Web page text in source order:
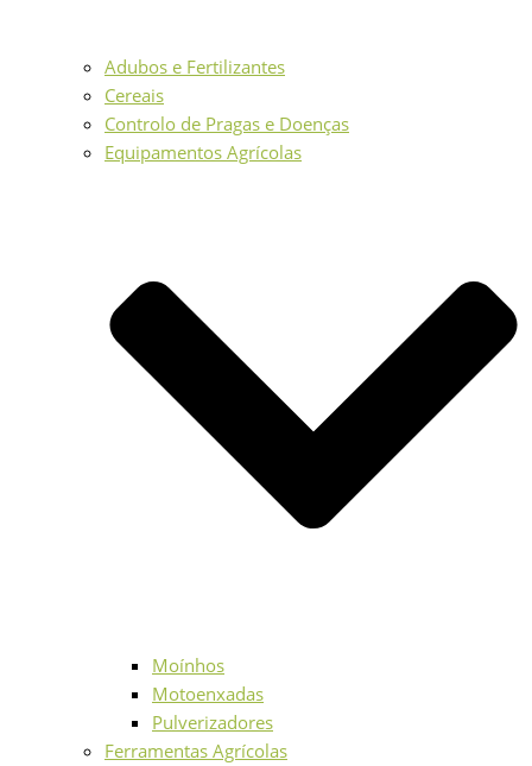
Adubos e Fertilizantes
Cereais
Controlo de Pragas e Doenças
Equipamentos Agrícolas
Moínhos
Motoenxadas
Pulverizadores
Ferramentas Agrícolas